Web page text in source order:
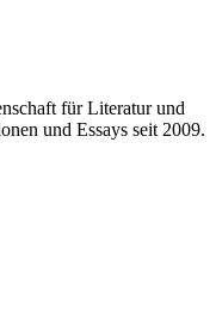
für Literatur und
und Essays seit 2009.